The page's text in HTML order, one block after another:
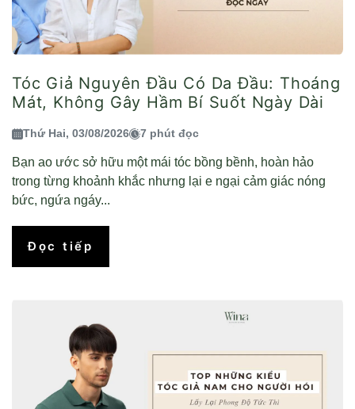
Tóc Giả Nguyên Đầu Có Da Đầu: Thoáng
Mát, Không Gây Hầm Bí Suốt Ngày Dài
Thứ Hai, 03/08/2026 7 phút đọc
Bạn ao ước sở hữu một mái tóc bồng bềnh, hoàn hảo
trong từng khoảnh khắc nhưng lại e ngại cảm giác nóng
bức, ngứa ngáy...
Đọc tiếp